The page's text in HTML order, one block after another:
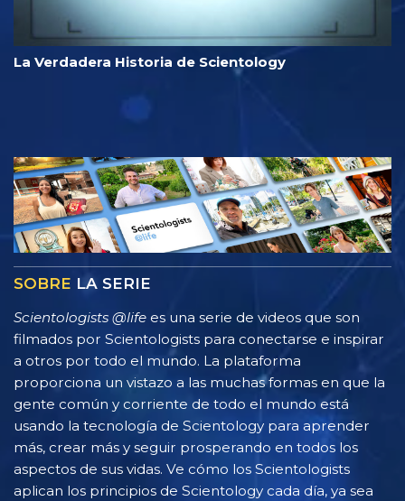
La Verdadera Historia de Scientology
SOBRE LA SERIE
Scientologists @life es una serie de videos que son
filmados por Scientologists para conectarse e inspirar
a otros por todo el mundo. La plataforma
proporciona un vistazo a las muchas formas en que la
gente común y corriente de todo el mundo está
usando la tecnología de Scientology para aprender
más, crear más y seguir prosperando en todos los
aspectos de sus vidas. Ve cómo los Scientologists
aplican los principios de Scientology cada día, ya sea